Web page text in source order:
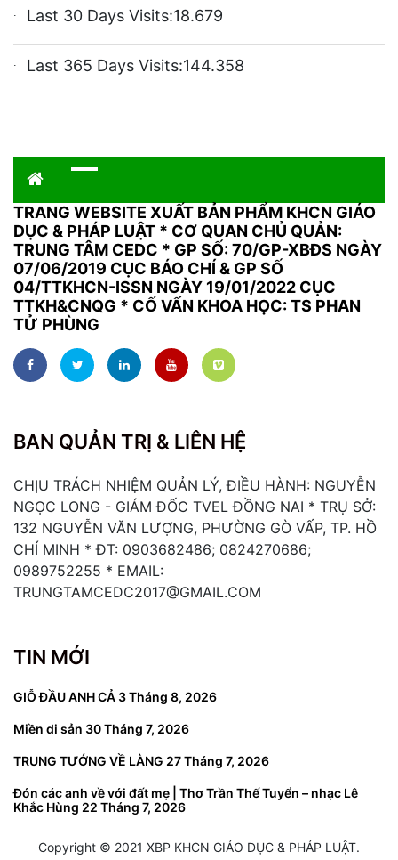
Last 30 Days Visits:18.679
Last 365 Days Visits:144.358
TRANG WEBSITE XUẤT BẢN PHẨM KHCN GIÁO
DỤC & PHÁP LUẬT * CƠ QUAN CHỦ QUẢN:
TRUNG TÂM CEDC * GP SỐ: 70/GP-XBĐS NGÀY
07/06/2019 CỤC BÁO CHÍ & GP SỐ
04/TTKHCN-ISSN NGÀY 19/01/2022 CỤC
TTKH&CNQG * CỐ VẤN KHOA HỌC: TS PHAN
TỬ PHÙNG
BAN QUẢN TRỊ & LIÊN HỆ
CHỊU TRÁCH NHIỆM QUẢN LÝ, ĐIỀU HÀNH: NGUYỄN
NGỌC LONG - GIÁM ĐỐC TVEL ĐỒNG NAI * TRỤ SỞ:
132 NGUYỄN VĂN LƯỢNG, PHƯỜNG GÒ VẤP, TP. HỒ
CHÍ MINH * ĐT: 0903682486; 0824270686;
0989752255 * EMAIL:
TRUNGTAMCEDC2017@GMAIL.COM
TIN MỚI
GIỖ ĐẦU ANH CẢ 3 Tháng 8, 2026
Miền di sản 30 Tháng 7, 2026
TRUNG TƯỚNG VỀ LÀNG 27 Tháng 7, 2026
Đón các anh về với đất mẹ | Thơ Trần Thế Tuyển – nhạc Lê
Khắc Hùng 22 Tháng 7, 2026
Copyright © 2021 XBP KHCN GIÁO DỤC & PHÁP LUẬT.